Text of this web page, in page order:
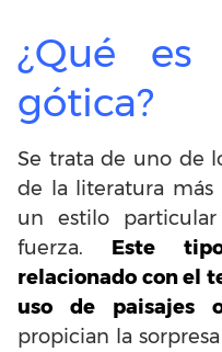
¿Qué es
gótica?
Se trata de uno de
de la literatura más
un estilo
fuerza. Este
relacionado con el
uso de paisajes
propician la